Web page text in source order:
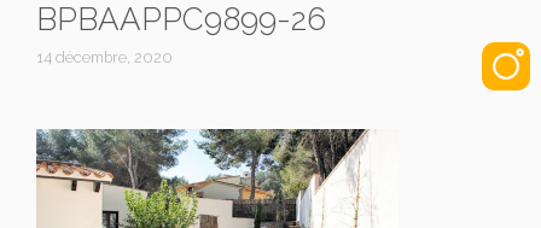
BPBAAPPC9899-26
14 décembre, 2020